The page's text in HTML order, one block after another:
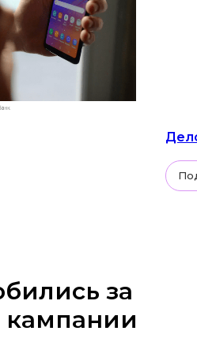
за
кампании